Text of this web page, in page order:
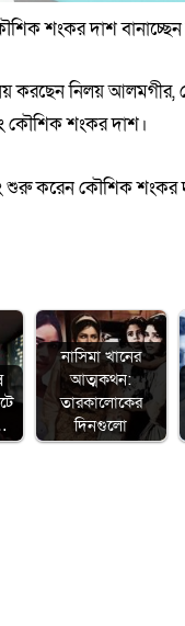
শংকর দাশ বানাচ্ছেন
করছেন নিলয় আলমগীর,
কৌশিক শংকর দাশ।
শুরু করেন কৌশিক
নাসিমা খানের
আত্মকথন:
তারকালোকের
দিনগুলো